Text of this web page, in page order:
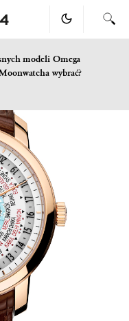
modeli Omega
wybrać?